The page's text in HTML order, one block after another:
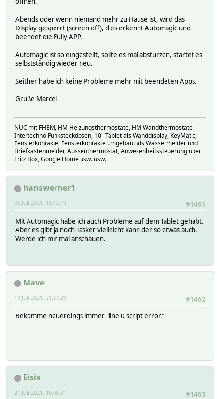
Abends oder wenn niemand mehr zu Hause ist, wird das
Display gesperrt (screen off), dies erkennt Automagic und
beendet die Fully APP.
Automagic ist so eingestellt, sollte es mal abstürzen, startet es
selbstständig wieder neu.
Seither habe ich keine Probleme mehr mit beendeten Apps.
Grüße Marcel
NUC mit FHEM, HM Heizungsthermostate, HM Wandthermostate,
Intertechno Funksteckdosen, 10" Tablet als Wanddisplay, KeyMatic,
Fensterkontakte, Fensterkontakte umgebaut als Wassermelder und
Briefkastenmelder, Aussenthermostat, Anwesenheitssteuerung über
Fritz Box, Google Home usw. usw.
hanswerner1
#1461
06 Juli 2021, 18:12:19
Mit Automagic habe ich auch Probleme auf dem Tablet gehabt.
Aber es gibt ja noch Tasker vielleicht kann der so etwas auch.
Werde ich mir mal anschauen.
Mave
#1462
19 Juli 2021, 21:07:29
Bekomme neuerdings immer "line 0 script error"
Eisix
#1463
21 Juli 2021, 16:06:31